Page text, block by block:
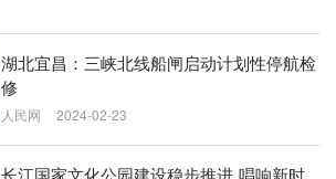
湖北宜昌：三峡北线船闸启动计划性停航检
修
人民网 2024-02-23
长江国家文化公园建设稳步推进 唱响新时